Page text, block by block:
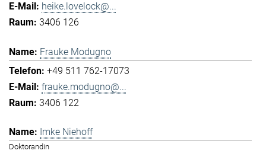
heike.lovelock@...
3406 126
Frauke Modugno
+49 511 762-17073
frauke.modugno@...
3406 122
Imke Niehoff
Doktorandin